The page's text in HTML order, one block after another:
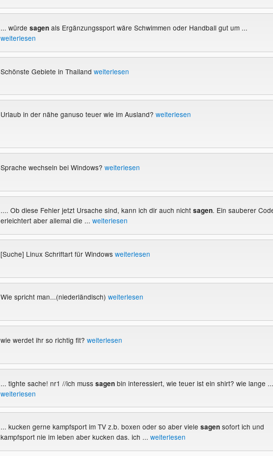
... würde sagenals Ergänzungssport wäre Schwimmen oder Handball gut um ...
weiterlesen
Schönste Gebiete in Thailand weiterlesen
Urlaub in der nähe ganuso teuer wie im Ausland? weiterlesen
Sprache wechseln bei Windows? weiterlesen
.... Ob diese Fehler jetzt Ursache sind, kann ich dir auch nichtsagen. Ein sauberer
erleichtert aber allemal die ... weiterlesen
[Suche] Linux Schriftart für Windows weiterlesen
Wie spricht man...(niederländisch) weiterlesen
wie werdet ihr so richtig fit? weiterlesen
... tighte sache! nr1 //ich musssagenbin interessiert, wie teuer ist ein shirt? wie lange ...
weiterlesen
... kucken gerne kampfsport im TV z.b. boxen oder so aber viele sagensofort ich und
kampfsport nie im leben aber kucken das. ich ... weiterlesen